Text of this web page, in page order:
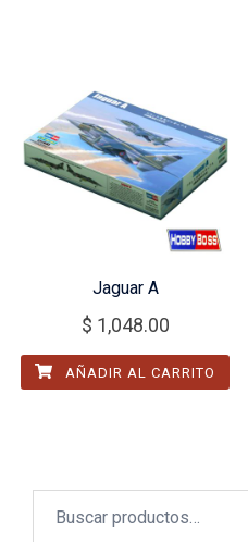
Jaguar A
$ 1,048.00
AÑADIR AL CARRITO